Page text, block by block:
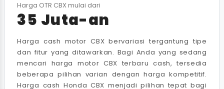
Harga OTR CBX mulai dari
35 Juta-an
Harga cash motor CBX bervariasi tergantung tipe
dan fitur yang ditawarkan. Bagi Anda yang sedang
mencari harga motor CBX terbaru cash, tersedia
beberapa pilihan varian dengan harga kompetitif.
Harga cash Honda CBX menjadi pilihan tepat bagi